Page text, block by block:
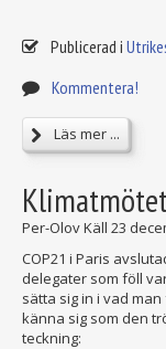
Publicerad i
Kommentera!
Läs mer ...
Per-Olov Käll 23
COP21 i Paris
delegater som föll
sätta sig in i vad
känna sig som den
teckning: